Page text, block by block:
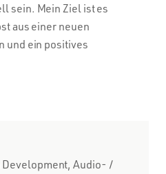
sein. Mein Ziel ist es
aus einer neuen
und ein positives
Audio- /